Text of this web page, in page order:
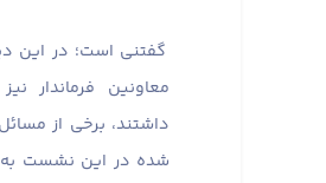
گفتنی است؛ در این
معاونین فرماندار
داشتند، برخی از
شده در این نشست